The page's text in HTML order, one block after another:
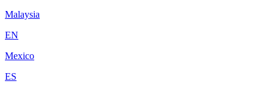
Malaysia
EN
Mexico
ES